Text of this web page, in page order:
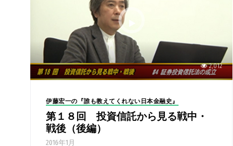
2,012
伊藤宏一の『誰も教えてくれない日本金融史』
第１８回 投資信託から見る戦中・
戦後（後編）
2016年1月